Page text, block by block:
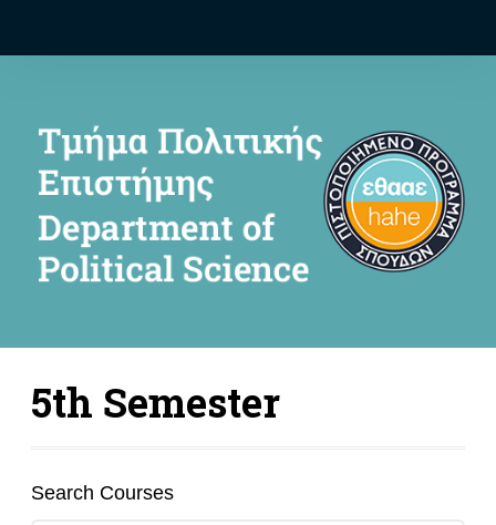
5th Semester
Search Courses